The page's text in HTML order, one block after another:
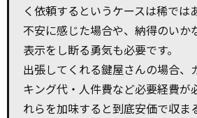
く依頼するというケースは稀では
不安に感じた場合や、納得のいか
表示をし断る勇気も必要です。
出張してくれる鍵屋さんの場合、
キング代・人件費など必要経費が
れらを加味すると到底安価で収ま